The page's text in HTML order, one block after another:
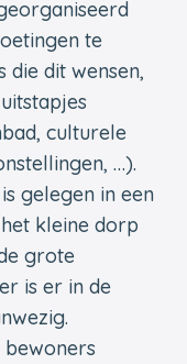
te
dit wensen,
culturele
…).
gelegen in een
kleine dorp
grote
is er in de
bewoners